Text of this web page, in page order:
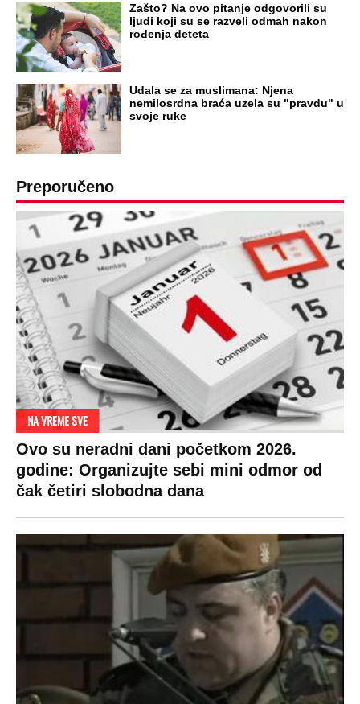
Zašto? Na ovo pitanje odgovorili su
ljudi koji su se razveli odmah nakon
rođenja deteta
Udala se za muslimana: Njena
nemilosrdna braća uzela su "pravdu" u
svoje ruke
Preporučeno
NA VREME SVE
Ovo su neradni dani početkom 2026.
godine: Organizujte sebi mini odmor od
čak četiri slobodna dana